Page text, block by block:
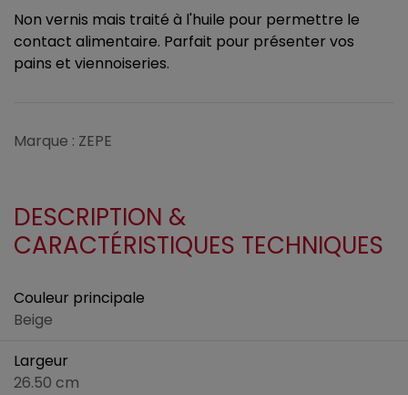
Non vernis mais traité à l'huile pour permettre le
contact alimentaire. Parfait pour présenter vos
pains et viennoiseries.
Marque : ZEPE
DESCRIPTION &
CARACTÉRISTIQUES TECHNIQUES
Couleur principale
Beige
Largeur
26.50 cm